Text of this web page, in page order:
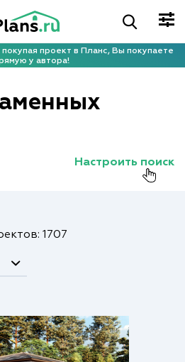
проект в Планс, Вы покупаете
у автора!
Настроить поиск
1707